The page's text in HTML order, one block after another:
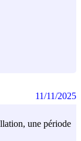
une période
11/11/2025